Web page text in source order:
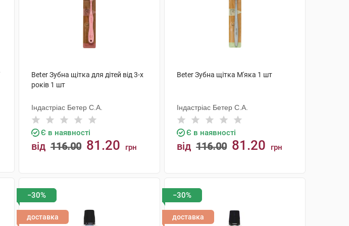
Beter Зубна щітка для дітей від 3-х
років 1 шт
Індастріас Бетер С.А.
Є в наявності
від 116.00 81.20 грн
Beter Зубна щітка М'яка 1 шт
Індастріас Бетер С.А.
Є в наявності
від 116.00 81.20 грн
−30%
доставка
−30%
доставка